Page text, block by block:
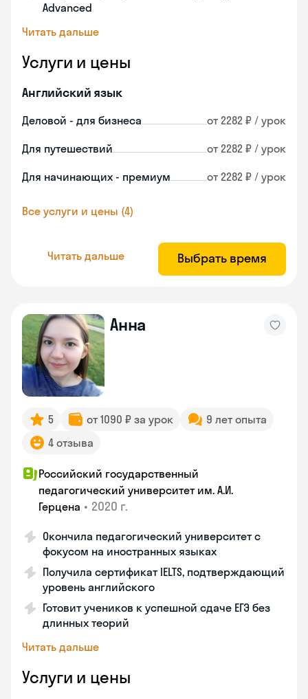
Advanced
Читать дальше
Услуги и цены
Английский язык
Деловой - для бизнеса от 2282 ₽ / урок
Для путешествий от 2282 ₽ / урок
Для начинающих - премиум от 2282 ₽ / урок
Все услуги и цены (4)
Читать дальше Выбрать время
Анна
5 от 1090 ₽ за урок
9 лет опыта
4 отзыва
Российский государственный
педагогический университет им. А.И.
Герцена • 2020 г.
Окончила педагогический университет с
фокусом на иностранных языках
Получила сертификат IELTS, подтверждающий
уровень английского
Готовит учеников к успешной сдаче ЕГЭ без
длинных теорий
Читать дальше
Услуги и цены